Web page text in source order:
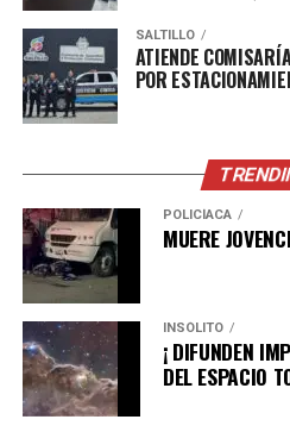
SALTILLO
ATIENDE
POR
POLICÍACA
MUERE
INSÓLITO
¡ DIFUNDEN
DEL ESPACIO